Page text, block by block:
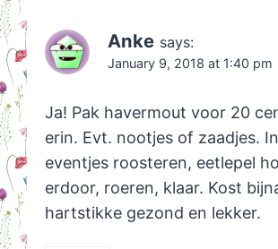
Anke says:
January 9, 2018 at 1:40 pm
Ja! Pak havermout voor 20
erin. Evt. nootjes of zaadjes.
eventjes roosteren, eetlepel
erdoor, roeren, klaar. Kost
hartstikke gezond en lekker.